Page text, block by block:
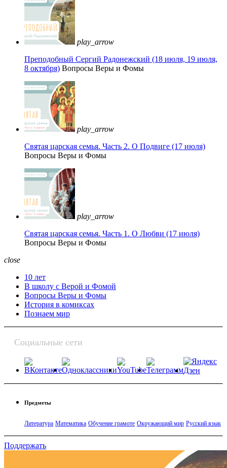
play_arrow
Преподобный Сергий Радонежский (18 июля, 19 июля,
8 октября) Вопросы Веры и Фомы
play_arrow
Святая царская семья. Часть 2. О Подвиге (17 июля)
Вопросы Веры и Фомы
play_arrow
Святая царская семья. Часть 1. О Любви (17 июля)
Вопросы Веры и Фомы
close
10 лет
В школу с Верой и Фомой
Вопросы Веры и Фомы
История в комиксах
Познаем мир
Социальные сети
Предметы
Литература Математика Обучение грамоте Окружающий мир Русский язык
Поддержать